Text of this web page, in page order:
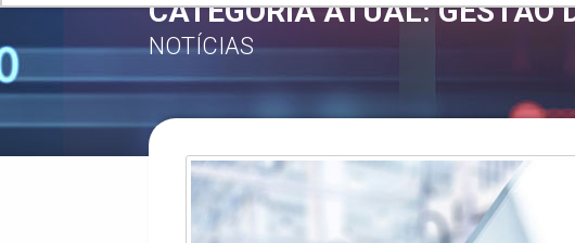
CATEGORIA ATUAL: GESTÃO
NOTÍCIAS